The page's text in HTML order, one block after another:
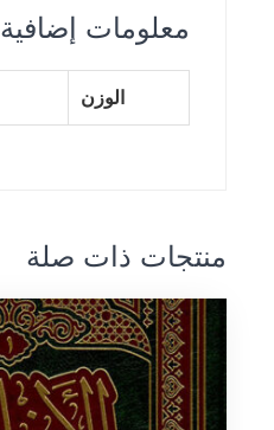
معلومات إضافية
الوزن
منتجات ذات صلة